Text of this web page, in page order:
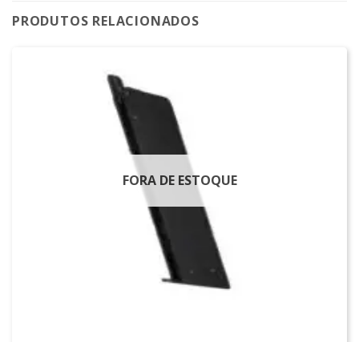
PRODUTOS RELACIONADOS
FORA DE ESTOQUE